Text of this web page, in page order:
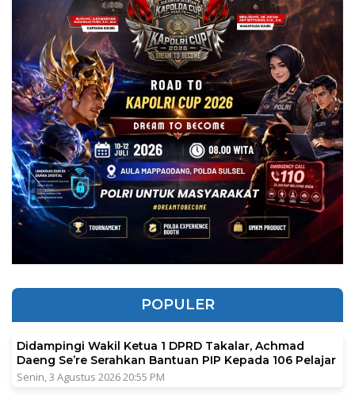
POPULER
Didampingi Wakil Ketua 1 DPRD Takalar, Achmad
Daeng Se’re Serahkan Bantuan PIP Kepada 106 Pelajar
Senin, 3 Agustus 2026 20:55 PM